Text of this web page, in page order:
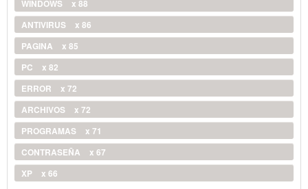
WINDOWS
x 88
ANTIVIRUS
x 86
PAGINA
x 85
PC
x 82
ERROR
x 72
ARCHIVOS
x 72
PROGRAMAS
x 71
CONTRASEÑA
x 67
XP
x 66